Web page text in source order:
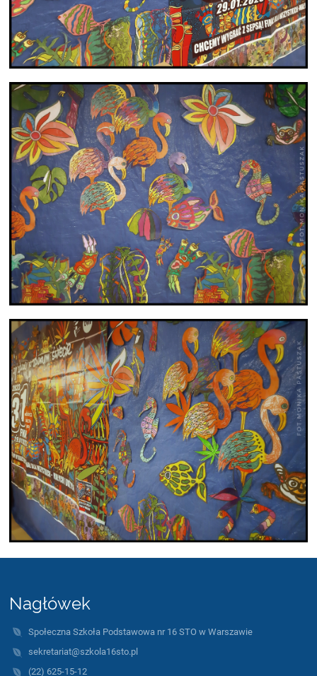
Nagłówek
Społeczna Szkoła Podstawowa nr 16 STO w Warszawie
sekretariat@szkola16sto.pl
(22) 625-15-12